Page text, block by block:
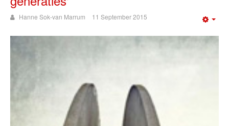
Hanne Sok-van Marrum 11 September 2015